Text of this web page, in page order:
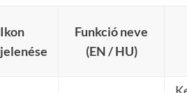
Ikon
Funkció neve
(EN / HU)